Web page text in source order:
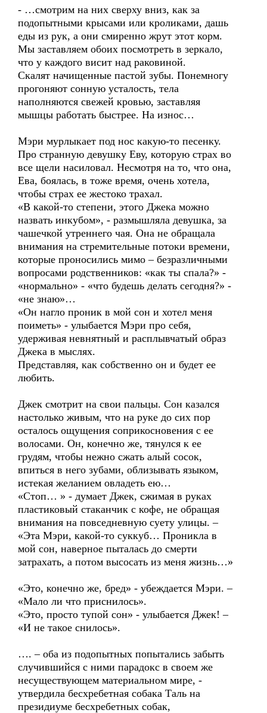
- …смотрим на них сверху вниз, как за
подопытными крысами или кроликами, дашь
еды из рук, а они смиренно жрут этот корм.
Мы заставляем обоих посмотреть в зеркало,
что у каждого висит над раковиной.
Скалят начищенные пастой зубы. Понемногу
прогоняют сонную усталость, тела
наполняются свежей кровью, заставляя
мышцы работать быстрее. На износ…
Мэри мурлыкает под нос какую-то песенку.
Про странную девушку Еву, которую страх во
все щели насиловал. Несмотря на то, что она,
Ева, боялась, в тоже время, очень хотела,
чтобы страх ее жестоко трахал.
«В какой-то степени, этого Джека можно
назвать инкубом», - размышляла девушка, за
чашечкой утреннего чая. Она не обращала
внимания на стремительные потоки времени,
которые проносились мимо – безразличными
вопросами родственников: «как ты спала?» -
«нормально» - «что будешь делать сегодня?» -
«не знаю»…
«Он нагло проник в мой сон и хотел меня
поиметь» - улыбается Мэри про себя,
удерживая невнятный и расплывчатый образ
Джека в мыслях.
Представляя, как собственно он и будет ее
любить.
Джек смотрит на свои пальцы. Сон казался
настолько живым, что на руке до сих пор
осталось ощущения соприкосновения с ее
волосами. Он, конечно же, тянулся к ее
грудям, чтобы нежно сжать алый сосок,
впиться в него зубами, облизывать языком,
истекая желанием овладеть ею…
«Стоп… » - думает Джек, сжимая в руках
пластиковый стаканчик с кофе, не обращая
внимания на повседневную суету улицы. –
«Эта Мэри, какой-то суккуб… Проникла в
мой сон, наверное пыталась до смерти
затрахать, а потом высосать из меня жизнь…»
«Это, конечно же, бред» - убеждается Мэри. –
«Мало ли что приснилось».
«Это, просто тупой сон» - улыбается Джек! –
«И не такое снилось».
…. – оба из подопытных попытались забыть
случившийся с ними парадокс в своем же
несуществующем материальном мире, -
утвердила бесхребетная собака Таль на
президиуме бесхребетных собак,